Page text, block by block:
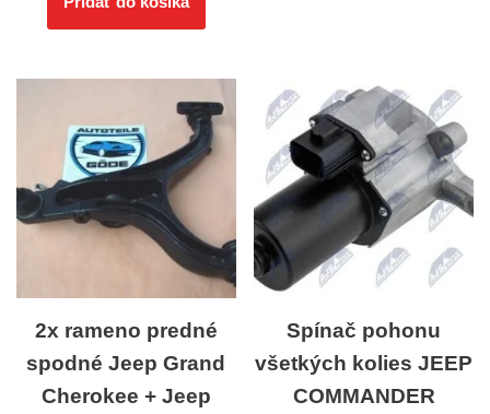
2x rameno predné
spodné Jeep Grand
Cherokee + Jeep
Spínač pohonu
všetkých kolies JEEP
COMMANDER